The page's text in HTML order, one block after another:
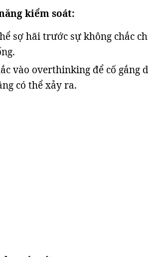
kiểm soát:
sợ hãi trước sự không chắc
vào overthinking để cố gắng
có thể xảy ra.